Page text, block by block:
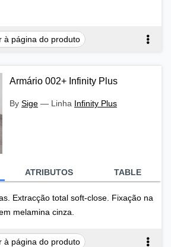
à página do produto
Armário 002+ Infinity Plus
By Sige — Linha Infinity Plus
ATRIBUTOS TABLE
Extracção total soft-close. Fixação na
melamina cinza.
à página do produto